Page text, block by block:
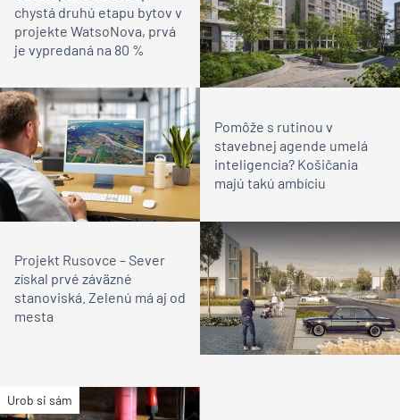
chystá druhú etapu bytov v
projekte WatsoNova, prvá
je vypredaná na 80 %
Pomôže s rutinou v
stavebnej agende umelá
inteligencia? Košičania
majú takú ambíciu
Projekt Rusovce – Sever
získal prvé záväzné
stanoviská. Zelenú má aj od
mesta
Urob si sám